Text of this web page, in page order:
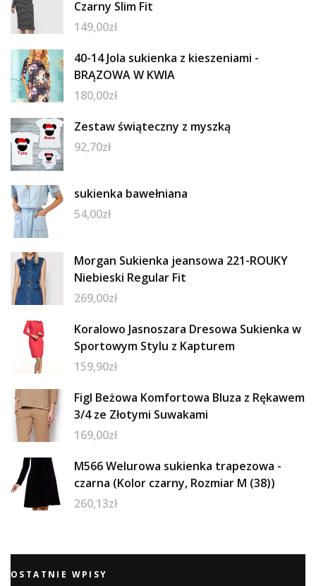
Czarny Slim Fit
149,00zł
40-14 Jola sukienka z kieszeniami -
BRĄZOWA W KWIA
180,00zł
Zestaw świąteczny z myszką
92,70zł
sukienka bawełniana
54,00zł
Morgan Sukienka jeansowa 221-ROUKY
Niebieski Regular Fit
269,00zł
Koralowo Jasnoszara Dresowa Sukienka w
Sportowym Stylu z Kapturem
159,90zł
Figl Beżowa Komfortowa Bluza z Rękawem
3/4 ze Złotymi Suwakami
169,00zł
M566 Welurowa sukienka trapezowa -
czarna (Kolor czarny, Rozmiar M (38))
260,13zł
OSTATNIE WPISY